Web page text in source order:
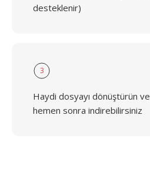
desteklenir)
3
Haydi dosyayı dönüştürün
hemen sonra indirebilirsiniz